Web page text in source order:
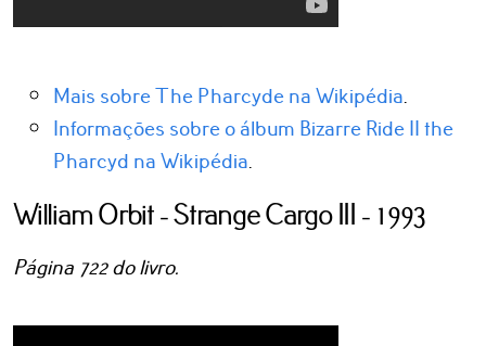
Mais sobre The Pharcyde na Wikipédia
Informações sobre o álbum Bizarre Ride II the
Pharcyd na Wikipédia
William Orbit - Strange Cargo III - 1993
Página 722 do livro.